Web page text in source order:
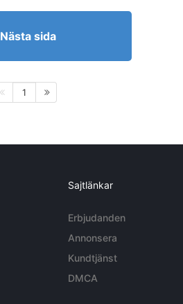
Nästa sida
1
Sajtlänkar
Erbjudanden
Annonsera
Kundtjänst
DMCA